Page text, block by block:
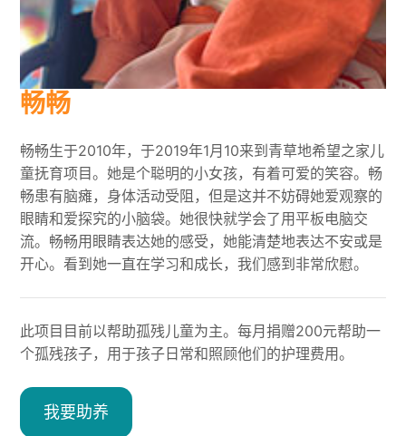
畅畅
畅畅生于2010年，于2019年1月10来到青草地希望之家儿
童抚育项目。她是个聪明的小女孩，有着可爱的笑容。畅
畅患有脑瘫，身体活动受阻，但是这并不妨碍她爱观察的
眼睛和爱探究的小脑袋。她很快就学会了用平板电脑交
流。畅畅用眼睛表达她的感受，她能清楚地表达不安或是
开心。看到她一直在学习和成长，我们感到非常欣慰。
此项目目前以帮助孤残儿童为主。每月捐赠200元帮助一
个孤残孩子，用于孩子日常和照顾他们的护理费用。
我要助养